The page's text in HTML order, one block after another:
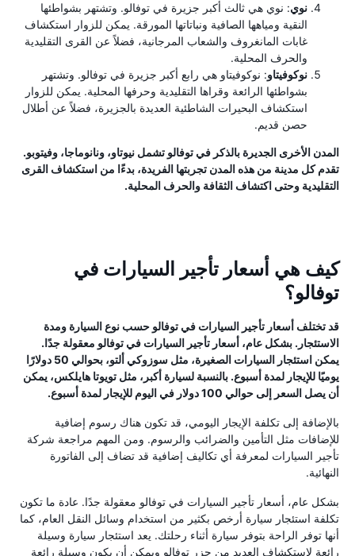
نوي: نوي هي ثالث أكبر جزيرة في توفالو. وتشتهر بشواطئها
النقية ومياهها الصافية ونباتاتها المورقة. يمكن للزوار استكشاف
غابات المانغروف والشعاب المرجانية، فضلاً عن القرى التقليدية
والحرف المحلية.
نوكوفيتاو: نوكوفيتاو هي رابع أكبر جزيرة في توفالو. وتشتهر
بشواطئها الرائعة وقراها التقليدية وحرفها المحلية. يمكن للزوار
استكشاف البحيرات الشاطئية العديدة بالجزيرة، فضلاً عن أطلال
حصن قديم.
المدن الأخرى الجديرة بالذكر في توفالو تشمل نيوتاو، ونانوماجا، وفيتوبو.
تقدم كل مدينة من هذه المدن تجربتها الفريدة، بدءًا من استكشاف القرى
التقليدية وحتى اكتشاف الثقافة والحرف المحلية.
كيف هي أسعار تأجير السيارات في
توفالو؟
قد تختلف أسعار تأجير السيارات في توفالو حسب نوع السيارة ومدة
الاستئجار. بشكل عام، أسعار تأجير السيارات في توفالو معقولة جدًا.
يمكن استئجار السيارات الصغيرة، مثل سوزوكي ألتو، بحوالي 50 دولارًا
يوميًا للإيجار لمدة أسبوع. بالنسبة لسيارة أكبر، مثل تويوتا هايلكس، يمكن
أن يصل السعر إلى حوالي 100 دولار في اليوم للإيجار لمدة أسبوع.
بالإضافة إلى تكلفة الإيجار اليومي، قد تكون هناك رسوم إضافية
للإضافات مثل التأمين والضرائب والرسوم. ومن المهم مراجعة شركة
تأجير السيارات لمعرفة أي تكاليف إضافية قد تضاف إلى الفاتورة
النهائية.
بشكل عام، أسعار تأجير السيارات في توفالو معقولة جدًا. عادة ما تكون
تكلفة استئجار سيارة أرخص بكثير من استخدام وسائل النقل العام، كما
أنها توفر الراحة بتوفر سيارة أثناء رحلتك. يعد استئجار سيارة وسيلة
رائعة لاستكشاف العديد من جزر توفالو ويمكن أن يكون وسيلة رائعة